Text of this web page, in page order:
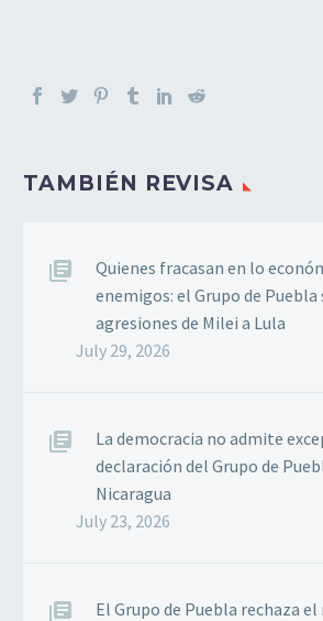
TAMBIÉN REVISA
Quienes fracasan en lo
enemigos: el Grupo de Puebla
agresiones de Milei a Lula
July 29, 2026
La democracia no admite
declaración del Grupo de
Nicaragua
July 23, 2026
El Grupo de Puebla rechaza el